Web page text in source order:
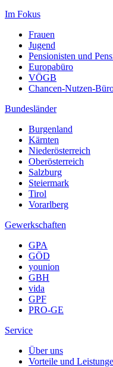
Im Fokus
Frauen
Jugend
Pensionisten und
Europabüro
VÖGB
Chancen-Nutzen-
Bundesländer
Burgenland
Kärnten
Niederösterreich
Oberösterreich
Salzburg
Steiermark
Tirol
Vorarlberg
Gewerkschaften
GPA
GÖD
younion
GBH
vida
GPF
PRO-GE
Service
Über uns
Vorteile und